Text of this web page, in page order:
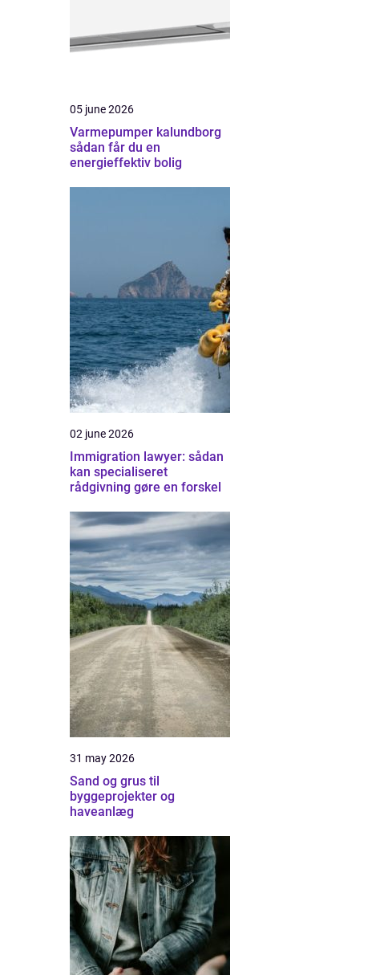
05 june 2026
Varmepumper kalundborg
sådan får du en
energieffektiv bolig
02 june 2026
Immigration lawyer: sådan
kan specialiseret
rådgivning gøre en forskel
31 may 2026
Sand og grus til
byggeprojekter og
haveanlæg